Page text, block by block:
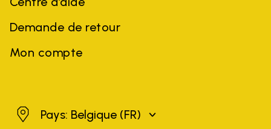
Demande de retour
Mon compte
BelgiquePays: Belgique (FR)